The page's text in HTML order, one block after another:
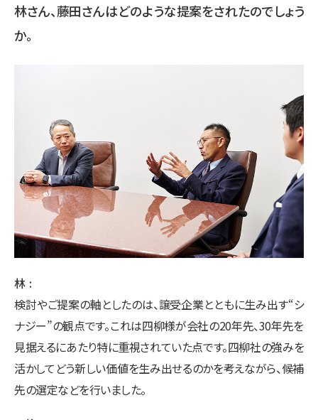
林さん、藤田さんはどのような提案をされたのでしょう
か。
林
検討やご提案の軸としたのは、譲受企業とともに生み出す“シ
ナジー”の観点です。これは四柳様が会社の20年先、30年先を
見据えるにあたり特に重視されていた点です。四柳社の強みを
活かしてどう新しい価値を生み出せるのかを考えながら、候補
先の選定などを行いました。